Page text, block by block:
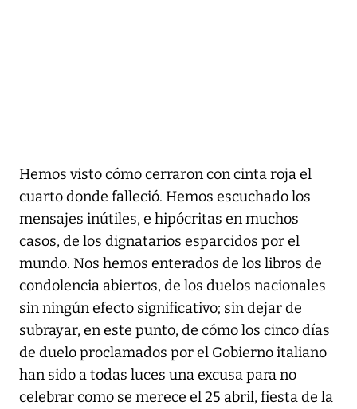
Hemos visto cómo cerraron con cinta roja el
cuarto donde falleció. Hemos escuchado los
mensajes inútiles, e hipócritas en muchos
casos, de los dignatarios esparcidos por el
mundo. Nos hemos enterados de los libros de
condolencia abiertos, de los duelos nacionales
sin ningún efecto significativo; sin dejar de
subrayar, en este punto, de cómo los cinco días
de duelo proclamados por el Gobierno italiano
han sido a todas luces una excusa para no
celebrar como se merece el 25 abril, fiesta de la